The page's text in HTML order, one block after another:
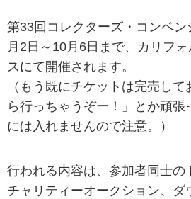
第33回コレクターズ・コンベ
月2日～10月6日まで、カリフ
スにて開催されます。
（もう既にチケットは完売し
ら行っちゃうぞー！」とか頑
には入れませんので注意。）
行われる内容は、参加者同士の
チャリティーオークション、ダ